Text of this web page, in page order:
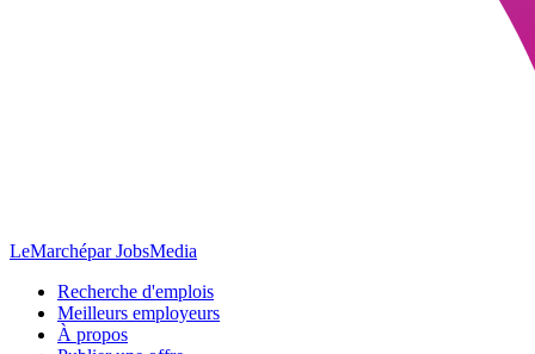
LeMarchépar JobsMedia
Recherche d'emplois
Meilleurs employeurs
À propos